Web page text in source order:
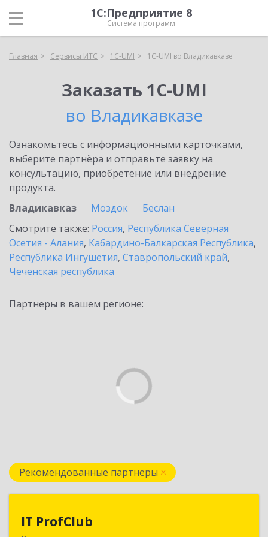
1С:Предприятие 8
Система программ
Главная Сервисы ИТС 1C-UMI 1C-UMI во Владикавказе
Заказать 1C-UMI
во Владикавказе
Ознакомьтесь с информационными карточками,
выберите партнёра и отправьте заявку на
консультацию, приобретение или внедрение
продукта.
Владикавказ
Моздок
Беслан
Смотрите также: Россия, Республика Северная
Осетия - Алания, Кабардино-Балкарская Республика,
Республика Ингушетия, Ставропольский край,
Чеченская республика
Партнеры в вашем регионе:
Рекомендованные партнеры
IT ProfClub